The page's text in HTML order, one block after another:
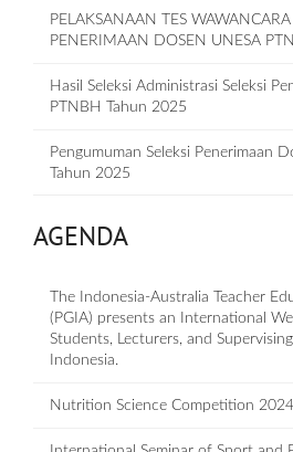
PELAKSANAAN TES WAWANCARA
PENERIMAAN DOSEN UNESA
Hasil Seleksi Administrasi Seleksi
PTNBH Tahun 2025
Pengumuman Seleksi Penerimaan
Tahun 2025
AGENDA
The Indonesia-Australia Teacher
(PGIA) presents an International
Students, Lecturers, and
Indonesia.
Nutrition Science Competition 2024